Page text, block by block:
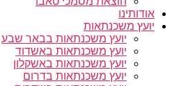
אודותינו
יועץ משכנתאות
יועץ משכנתאות בבאר שבע
יועץ משכנתאות באשדוד
יועץ משכנתאות באשקלון
יועץ משכנתאות בדרום